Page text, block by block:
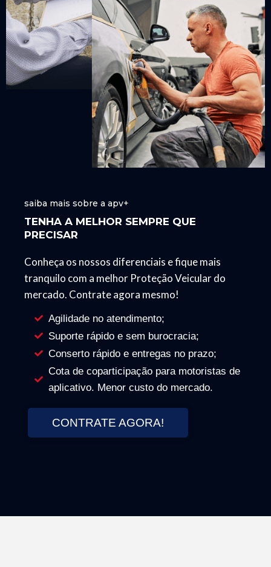
saiba mais sobre a apv+
TENHA A MELHOR SEMPRE QUE
PRECISAR
Conheça os nossos diferenciais e fique mais
tranquilo com a melhor Proteção Veicular do
mercado. Contrate agora mesmo!
Agilidade no atendimento;
Suporte rápido e sem burocracia;
Conserto rápido e entregas no prazo;
Cota de coparticipação para motoristas de
aplicativo. Menor custo do mercado.
CONTRATE AGORA!